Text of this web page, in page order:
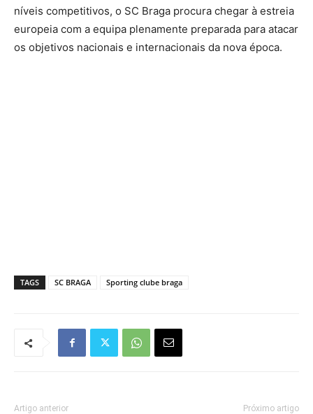
níveis competitivos, o SC Braga procura chegar à estreia
europeia com a equipa plenamente preparada para atacar
os objetivos nacionais e internacionais da nova época.
TAGS SC BRAGA Sporting clube braga
Artigo anterior Próximo artigo